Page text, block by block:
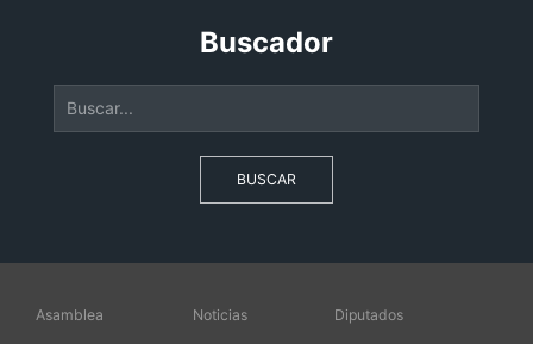
Buscador
BUSCAR
Asamblea
Noticias
Diputados